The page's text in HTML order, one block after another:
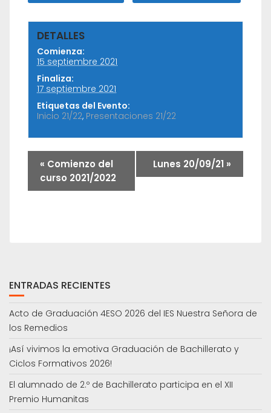
DETALLES
Comienza:
15 septiembre 2021
Finaliza:
17 septiembre 2021
Etiquetas del Evento:
Inicio 21/22, Presentaciones 21/22
« Comienzo del
curso 2021/2022
Lunes 20/09/21 »
ENTRADAS RECIENTES
Acto de Graduación 4ESO 2026 del IES Nuestra Señora de
los Remedios
¡Así vivimos la emotiva Graduación de Bachillerato y
Ciclos Formativos 2026!
El alumnado de 2.º de Bachillerato participa en el XII
Premio Humanitas